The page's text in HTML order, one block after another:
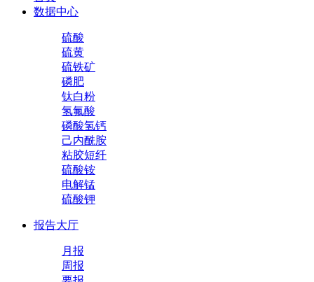
数据中心
硫酸
硫黄
硫铁矿
磷肥
钛白粉
氢氟酸
磷酸氢钙
己内酰胺
粘胶短纤
硫酸铵
电解锰
硫酸钾
报告大厅
月报
周报